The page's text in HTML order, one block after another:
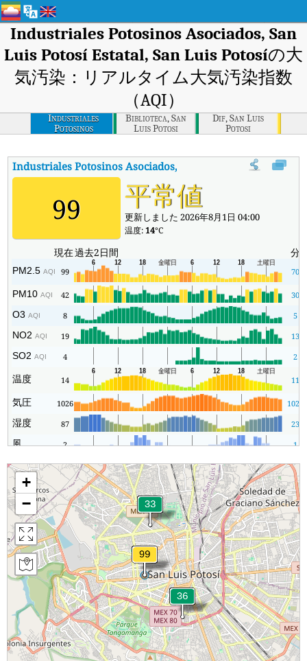
Industriales Potosinos Asociados, San
Luis Potosí Estatal, San Luis Potosíの大
気汚染：リアルタイム大気汚染指数
（AQI）
Industriales
Potosinos
Asociados, San Luis
Luis Potosi
Biblioteca, San
Luis Potosi
Dif, San Luis
Potosi
Industriales Potosinos Asociados, San Luis Potosí Estatal,
99 平常値
更新しました 2026年8月1日 04:00
温度: 14°C
現在過去2日間 分
PM2.5AQI 99 70
PM10AQI 42 30
O3AQI 8 5
NO2AQI 19 13
SO2AQI 4 2
温度 14 11
気圧 1026 1023
湿度 87 23
風 2 1
+
−